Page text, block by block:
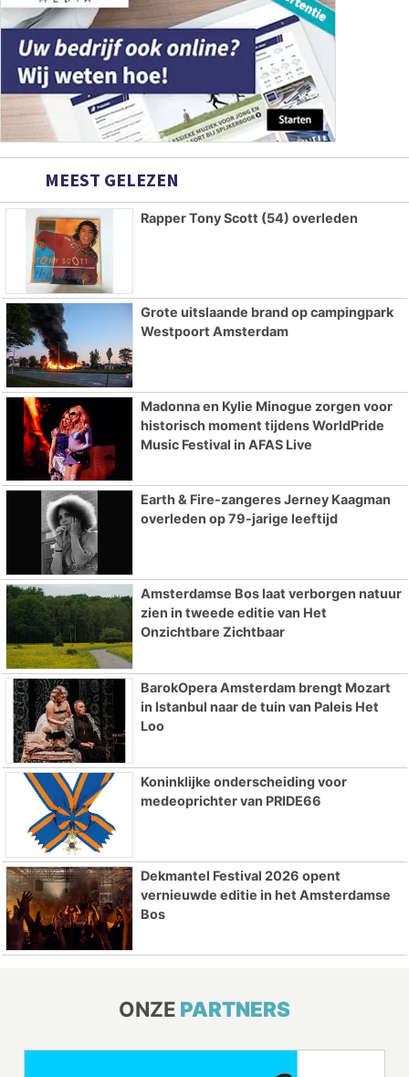
MEEST GELEZEN
Rapper Tony Scott (54) overleden
Grote uitslaande brand op campingpark
Westpoort Amsterdam
Madonna en Kylie Minogue zorgen voor
historisch moment tijdens WorldPride
Music Festival in AFAS Live
Earth & Fire-zangeres Jerney Kaagman
overleden op 79-jarige leeftijd
Amsterdamse Bos laat verborgen natuur
zien in tweede editie van Het
Onzichtbare Zichtbaar
BarokOpera Amsterdam brengt Mozart
in Istanbul naar de tuin van Paleis Het
Loo
Koninklijke onderscheiding voor
medeoprichter van PRIDE66
Dekmantel Festival 2026 opent
vernieuwde editie in het Amsterdamse
Bos
ONZE PARTNERS